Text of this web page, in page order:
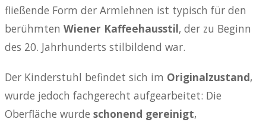
fließende Form der Armlehnen ist typisch für den
berühmten Wiener Kaffeehausstil, der zu Beginn
des 20. Jahrhunderts stilbildend war.
Der Kinderstuhl befindet sich im Originalzustand,
wurde jedoch fachgerecht aufgearbeitet: Die
Oberfläche wurde schonend gereinigt,